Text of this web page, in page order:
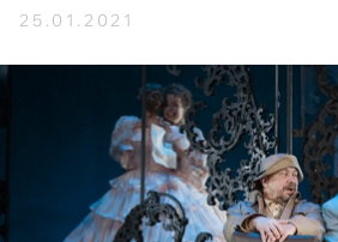
25.01.2021